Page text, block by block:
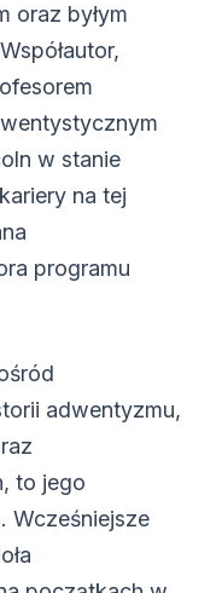
oraz byłym
w stanie
na tej
programu
adwentyzmu,
to jego
Wcześniejsze